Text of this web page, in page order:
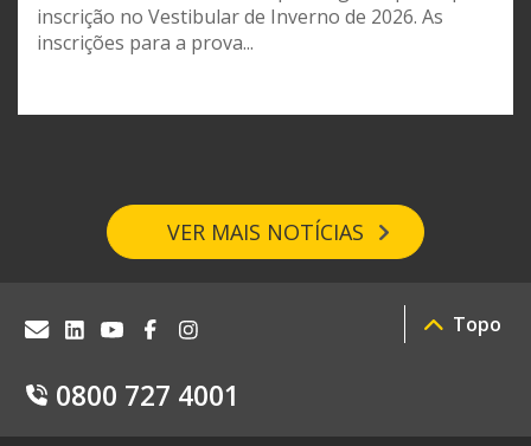
inscrição no Vestibular de Inverno de 2026. As
inscrições para a prova...
VER MAIS NOTÍCIAS
0800 727 4001
Topo